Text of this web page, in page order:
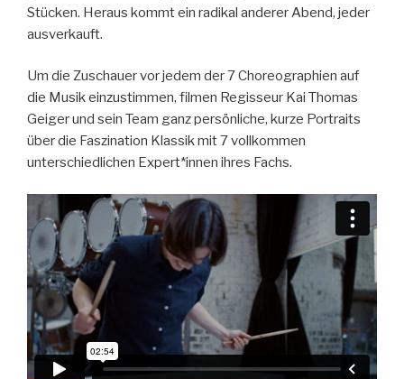
Stücken. Heraus kommt ein radikal anderer Abend, jeder
ausverkauft.
Um die Zuschauer vor jedem der 7 Choreographien auf
die Musik einzustimmen, filmen Regisseur Kai Thomas
Geiger und sein Team ganz persönliche, kurze Portraits
über die Faszination Klassik mit 7 vollkommen
unterschiedlichen Expert*innen ihres Fachs.